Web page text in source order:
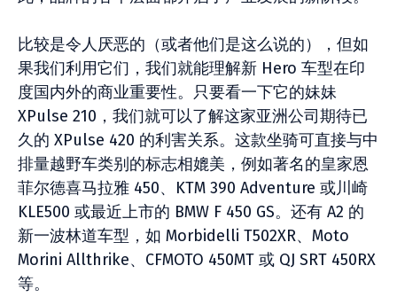
比较是令人厌恶的（或者他们是这么说的），但如
果我们利用它们，我们就能理解新 Hero 车型在印
度国内外的商业重要性。只要看一下它的妹妹
XPulse 210，我们就可以了解这家亚洲公司期待已
久的 XPulse 420 的利害关系。这款坐骑可直接与中
排量越野车类别的标志相媲美，例如著名的皇家恩
菲尔德喜马拉雅 450、KTM 390 Adventure 或川崎
KLE500 或最近上市的 BMW F 450 GS。还有 A2 的
新一波林道车型，如 Morbidelli T502XR、Moto
Morini Allthrike、CFMOTO 450MT 或 QJ SRT 450RX
等。